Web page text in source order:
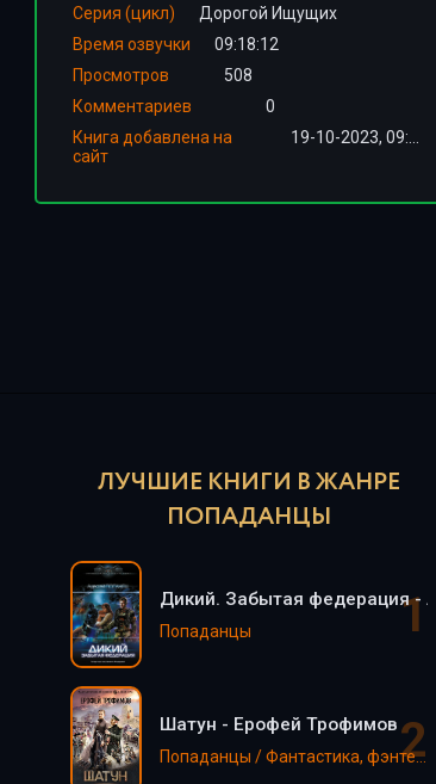
Серия (цикл)
Дорогой Ищущих
Время озвучки
09:18:12
Просмотров
508
Комментариев
0
Книга добавлена на
сайт
ЛУЧШИЕ КНИГИ В ЖАНРЕ
ПОПАДАНЦЫ
Дикий. Забытая федерация -
Попаданцы
Шатун - Ерофей Трофимов
Попаданцы / Фантастика, фэнтези